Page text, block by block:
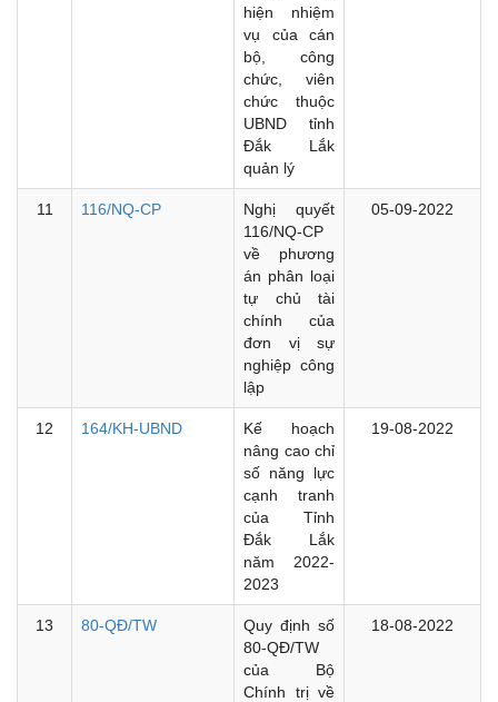
hiện nhiệm
vụ của cán
bộ, công
chức, viên
chức thuộc
UBND tỉnh
Đắk Lắk
quản lý
11 116/NQ-CP
Nghị quyết
116/NQ-CP
về phương
án phân loại
tự chủ tài
chính của
đơn vị sự
nghiệp công
lập
05-09-2022
12 164/KH-UBND
Kế hoạch
nâng cao chỉ
số năng lực
cạnh tranh
của Tỉnh
Đắk Lắk
năm 2022-
2023
19-08-2022
13 80-QĐ/TW
Quy định số
80-QĐ/TW
của Bộ
Chính trị về
18-08-2022